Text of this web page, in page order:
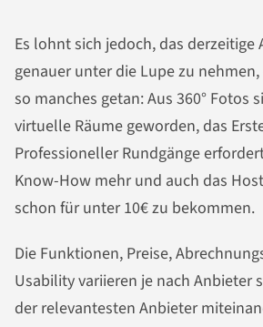
Es lohnt sich jedoch, das derzeitige
genauer unter die Lupe zu
so manches getan: Aus 360° Fotos
virtuelle Räume geworden, das
Professioneller Rundgänge
Know-How mehr und auch das
schon für unter 10€ zu bekommen.
Die Funktionen, Preise,
Usability variieren je nach Anbieter
der relevantesten Anbieter